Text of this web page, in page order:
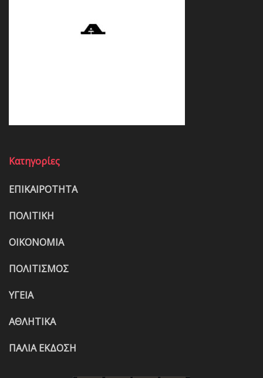
Κατηγορίες
ΕΠΙΚΑΙΡΟΤΗΤΑ
ΠΟΛΙΤΙΚΗ
ΟΙΚΟΝΟΜΙΑ
ΠΟΛΙΤΙΣΜΟΣ
ΥΓΕΙΑ
ΑΘΛΗΤΙΚΑ
ΠΑΛΙΑ ΕΚΔΟΣΗ